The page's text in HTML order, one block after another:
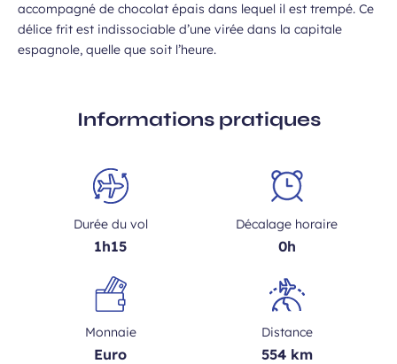
accompagné de chocolat épais dans lequel il est trempé. Ce
délice frit est indissociable d’une virée dans la capitale
espagnole, quelle que soit l’heure.
Informations pratiques
Durée du vol
1h15
Décalage horaire
0h
Monnaie
Euro
Distance
554 km